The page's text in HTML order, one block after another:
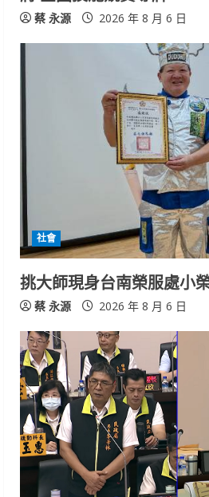
蔡 永源 2026 年 8 月 6 日
社會
挑大師現身台南榮服處小
蔡 永源 2026 年 8 月 6 日